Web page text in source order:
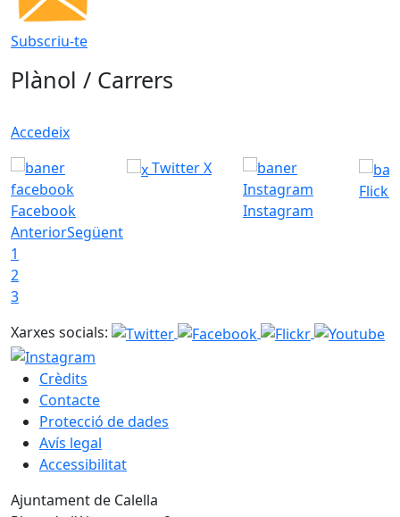
Subscriu-te
Plànol / Carrers
Accedeix
Facebook
Twitter X
Instagram
Flickr
AnteriorSegüent
1
2
3
Xarxes socials:
Crèdits
Contacte
Protecció de dades
Avís legal
Accessibilitat
Ajuntament de Calella